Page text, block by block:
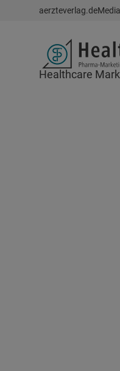
Schnellzugriff
aerzteverlag.de
Header
Healthcare